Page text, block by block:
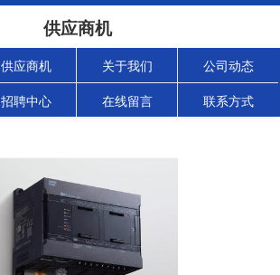
供应商机
供应商机 关于我们 公司动态
招聘中心 在线留言 联系方式